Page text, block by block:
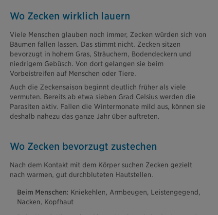
Wo Zecken wirklich lauern
Viele Menschen glauben noch immer, Zecken würden sich von
Bäumen fallen lassen. Das stimmt nicht. Zecken sitzen
bevorzugt in hohem Gras, Sträuchern, Bodendeckern und
niedrigem Gebüsch. Von dort gelangen sie beim
Vorbeistreifen auf Menschen oder Tiere.
Auch die Zeckensaison beginnt deutlich früher als viele
vermuten. Bereits ab etwa sieben Grad Celsius werden die
Parasiten aktiv. Fallen die Wintermonate mild aus, können sie
deshalb nahezu das ganze Jahr über auftreten.
Wo Zecken bevorzugt zustechen
Nach dem Kontakt mit dem Körper suchen Zecken gezielt
nach warmen, gut durchbluteten Hautstellen.
Beim Menschen: Kniekehlen, Armbeugen, Leistengegend,
Nacken, Kopfhaut